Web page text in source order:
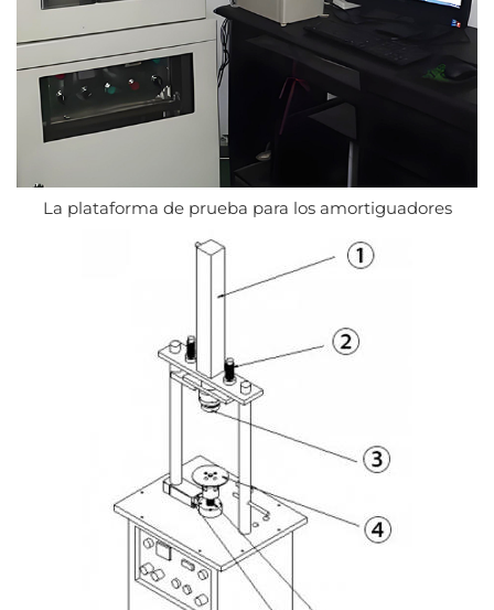
La plataforma de prueba para los amortiguadores